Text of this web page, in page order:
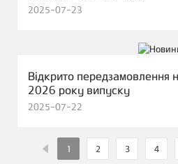
2025-07-23
Відкрито передзамовлення
2026 року випуску
2025-07-22
1 2 3 4